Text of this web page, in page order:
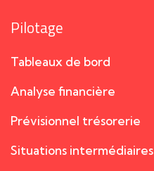
Pilotage
Tableaux de bord
Analyse financière
Prévisionnel trésorerie
Situations intermédiaires